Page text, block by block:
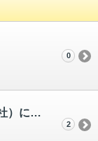
0
破産の受任通知を債権者（大手カード会社）に送ったが返事がない
2